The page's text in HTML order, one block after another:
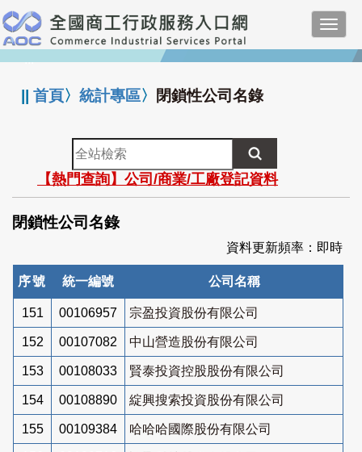
跳
到
主
要
:::
||首頁〉統計專區〉 閉鎖性公司名錄
全
站
檢
索
【熱門查詢】公司/商業/工廠登記資料
閉鎖性公司名錄
資料更新頻率：即時
序號 統一編號 公司名稱
151 00106957 宗盈投資股份有限公司
152 00107082 中山營造股份有限公司
153 00108033 賢泰投資控股股份有限公司
154 00108890 綻興搜索投資股份有限公司
155 00109384 哈哈哈國際股份有限公司